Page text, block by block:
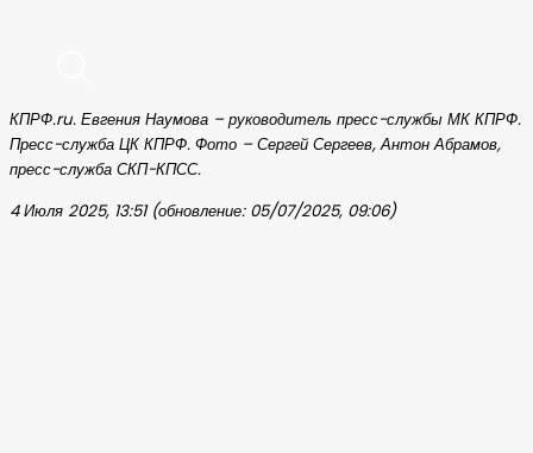
КПРФ.ru. Евгения Наумова – руководитель пресс-службы МК КПРФ.
Пресс-служба ЦК КПРФ. Фото – Сергей Сергеев, Антон Абрамов,
пресс-служба СКП-КПСС.
4 Июля 2025, 13:51 (обновление: 05/07/2025, 09:06)